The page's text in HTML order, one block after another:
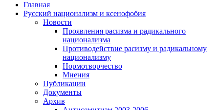
Главная
Русский национализм и ксенофобия
Новости
Проявления расизма и радикального
национализма
Противодействие расизму и радикальному
национализму
Нормотворчество
Мнения
Публикации
Документы
Архив